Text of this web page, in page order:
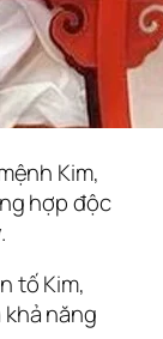
Kim,
hợp độc
tố Kim,
năng